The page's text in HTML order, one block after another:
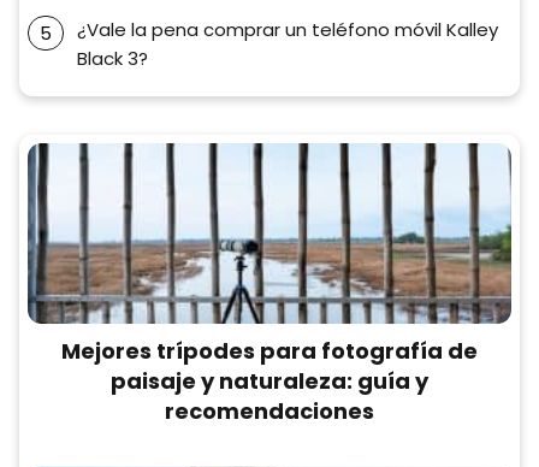
¿Vale la pena comprar un teléfono móvil Kalley
Black 3?
Mejores trípodes para fotografía de
paisaje y naturaleza: guía y
recomendaciones